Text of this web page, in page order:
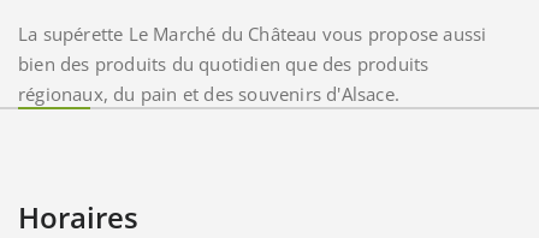
La supérette Le Marché du Château vous propose aussi
bien des produits du quotidien que des produits
régionaux, du pain et des souvenirs d'Alsace.
Horaires